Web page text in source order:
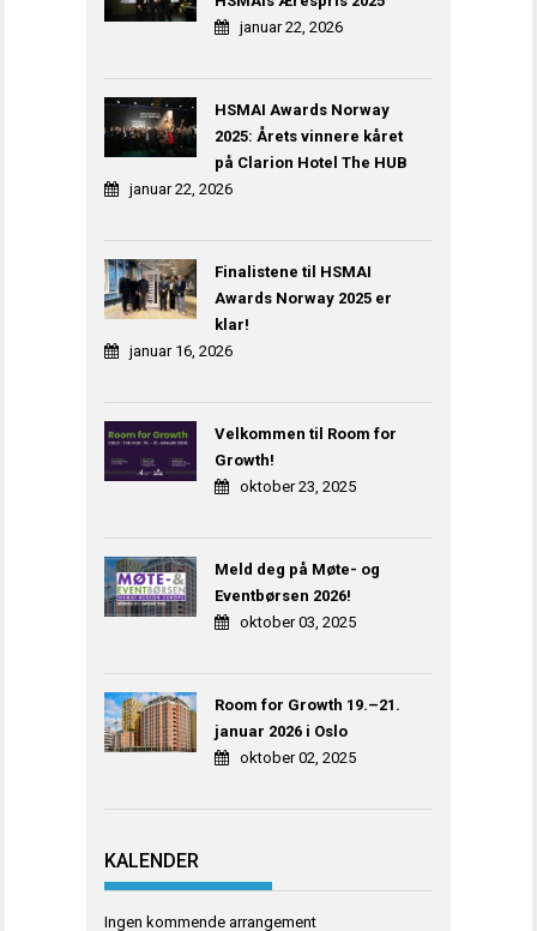
januar 22, 2026
HSMAI Awards Norway
2025: Årets vinnere kåret
på Clarion Hotel The HUB
januar 22, 2026
Finalistene til HSMAI
Awards Norway 2025 er
klar!
januar 16, 2026
Velkommen til Room for
Growth!
oktober 23, 2025
Meld deg på Møte- og
Eventbørsen 2026!
oktober 03, 2025
Room for Growth 19.–21.
januar 2026 i Oslo
oktober 02, 2025
KALENDER
Ingen kommende arrangement